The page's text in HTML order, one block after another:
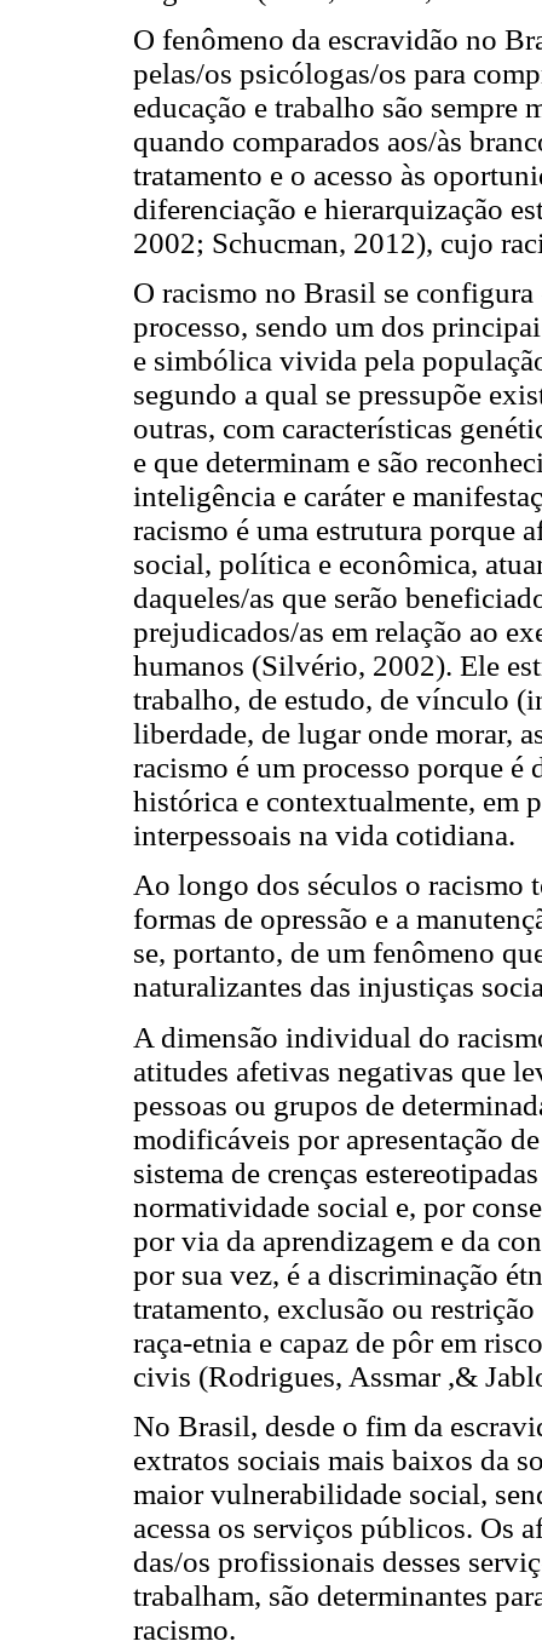
O fenômeno da escravidão no
pelas/os psicólogas/os para
educação e trabalho são sempre
quando comparados aos/às
tratamento e o acesso às
diferenciação e hierarquização
2002; Schucman, 2012), cujo
O racismo no Brasil se
processo, sendo um dos
e simbólica vivida pela
segundo a qual se pressupõe
outras, com características
e que determinam e são
inteligência e caráter e
racismo é uma estrutura porque
social, política e econômica,
daqueles/as que serão
prejudicados/as em relação ao
humanos (Silvério, 2002). Ele
trabalho, de estudo, de vínculo
liberdade, de lugar onde morar,
racismo é um processo porque é
histórica e contextualmente, em
interpessoais na vida cotidiana.
Ao longo dos séculos o racismo
formas de opressão e a
se, portanto, de um fenômeno
naturalizantes das injustiças
A dimensão individual do
atitudes afetivas negativas que
pessoas ou grupos de
modificáveis por apresentação
sistema de crenças
normatividade social e, por
por via da aprendizagem e da
por sua vez, é a discriminação
tratamento, exclusão ou
raça-etnia e capaz de pôr em
civis (Rodrigues, Assmar ,&
No Brasil, desde o fim da
extratos sociais mais baixos da
maior vulnerabilidade social,
acessa os serviços públicos. Os
das/os profissionais desses
trabalham, são determinantes
racismo.